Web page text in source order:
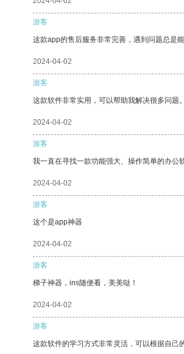
游客
这款app的售后服务非常完善，遇到问题总是
2024-04-02
游客
这款软件非常实用，可以帮助我解决很多问题
2024-04-02
游客
我一直在寻找一款功能强大、操作简单的办公
2024-04-02
游客
这个是app神器
2024-04-02
游客
梯子神器，ins随便看，美美哒！
2024-04-02
游客
这款软件的学习方式非常灵活，可以根据自己